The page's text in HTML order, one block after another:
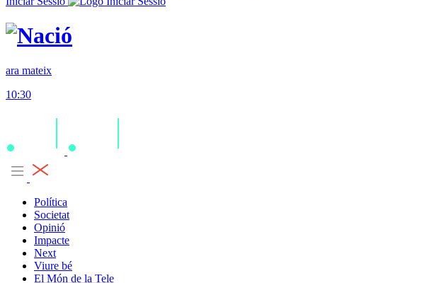
ara mateix
10:30
Política
Societat
Opinió
Impacte
Next
Viure bé
El Món de la Tele